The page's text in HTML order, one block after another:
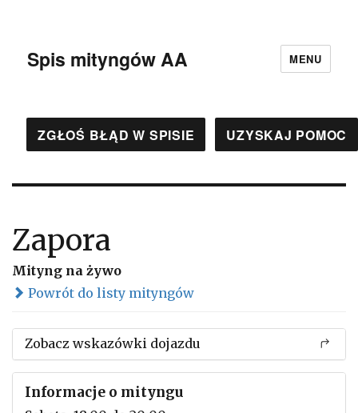
Spis mityngów AA MENU
ZGŁOŚ BŁĄD W SPISIE UZYSKAJ POMOC
Zapora
Mityng na żywo
Powrót do listy mityngów
Zobacz wskazówki dojazdu
Informacje o mityngu